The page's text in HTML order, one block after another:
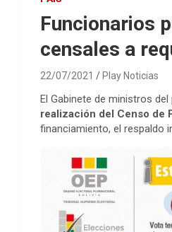
Funcionarios
censales a
22/07/2021 Play Noticias
El Gabinete de ministros
realización del Censo de
financiamiento, el respaldo